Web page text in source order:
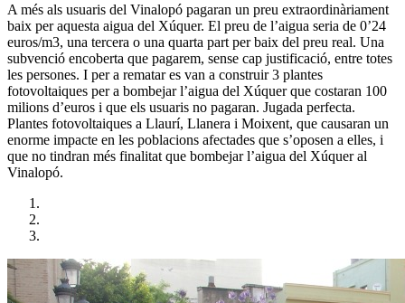
A més als usuaris del Vinalopó pagaran un preu extraordinàriament
baix per aquesta aigua del Xúquer. El preu de l’aigua seria de 0’24
euros/m3, una tercera o una quarta part per baix del preu real. Una
subvenció encoberta que pagarem, sense cap justificació, entre totes
les persones. I per a rematar es van a construir 3 plantes
fotovoltaiques per a bombejar l’aigua del Xúquer que costaran 100
milions d’euros i que els usuaris no pagaran. Jugada perfecta.
Plantes fotovoltaiques a Llaurí, Llanera i Moixent, que causaran un
enorme impacte en les poblacions afectades que s’oposen a elles, i
que no tindran més finalitat que bombejar l’aigua del Xúquer al
Vinalopó.